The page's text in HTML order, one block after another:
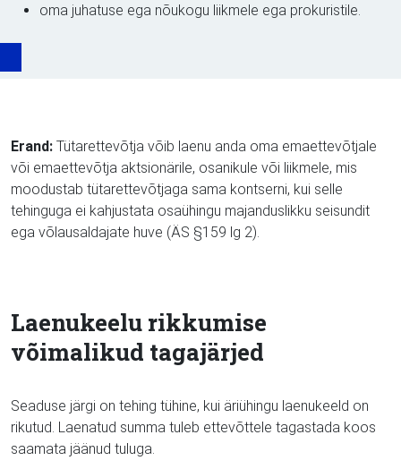
oma juhatuse ega nõukogu liikmele ega prokuristile.
Erand: Tütarettevõtja võib laenu anda oma emaettevõtjale
või emaettevõtja aktsionärile, osanikule või liikmele, mis
moodustab tütarettevõtjaga sama kontserni, kui selle
tehinguga ei kahjustata osaühingu majanduslikku seisundit
ega võlausaldajate huve (ÄS §159 lg 2).
Laenukeelu rikkumise
võimalikud tagajärjed
Seaduse järgi on tehing tühine, kui äriühingu laenukeeld on
rikutud. Laenatud summa tuleb ettevõttele tagastada koos
saamata jäänud tuluga.